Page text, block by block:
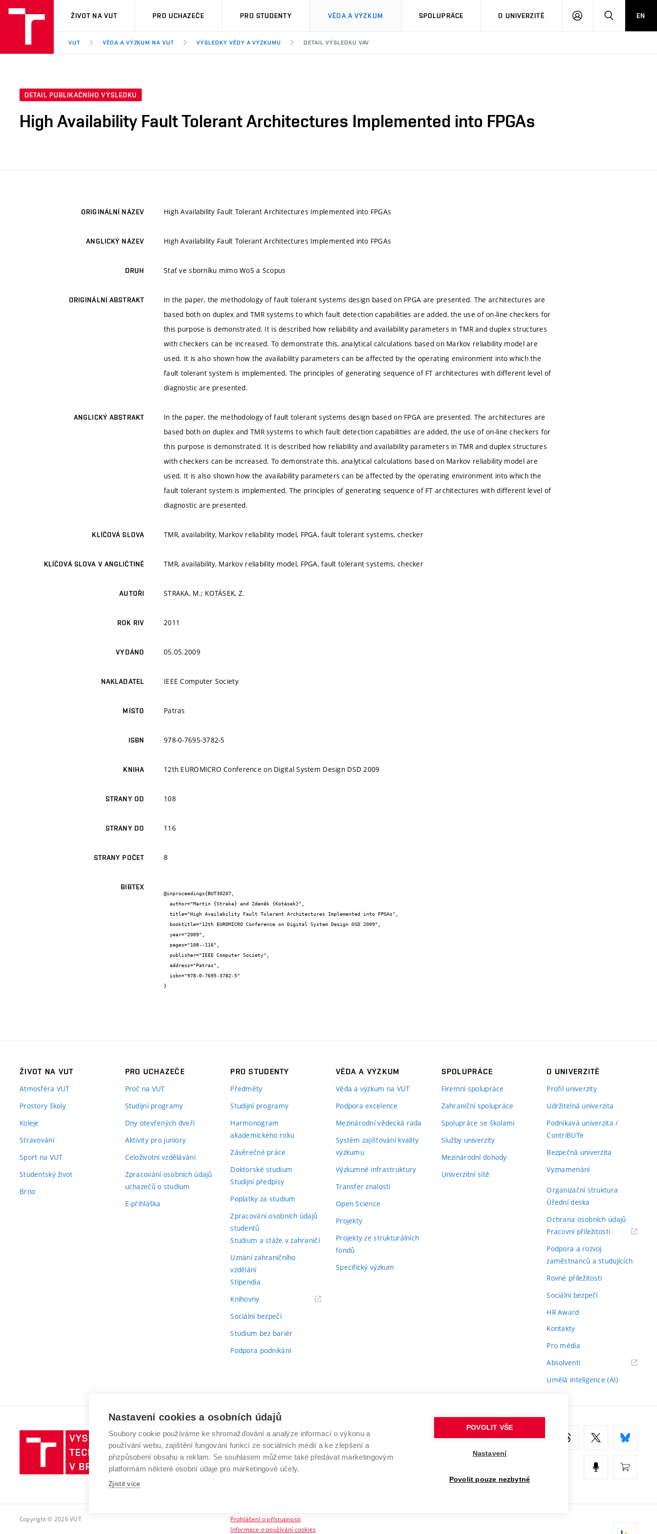
VUT
ŽIVOT NA VUT PRO UCHAZEČE PRO STUDENTY VĚDA A VÝZKUM SPOLUPRÁCE O UNIVERZITĚ
PŘIHLÁSIT HLEDATEN
VUT VĚDA A VÝZKUM NA VUT VÝSLEDKY VĚDY A VÝZKUMU DETAIL VÝSLEDKU VAV
DETAIL PUBLIKAČNÍHO VÝSLEDKU
High Availability Fault Tolerant Architectures Implemented into FPGAs
ORIGINÁLNÍ NÁZEV High Availability Fault Tolerant Architectures Implemented into FPGAs
ANGLICKÝ NÁZEV High Availability Fault Tolerant Architectures Implemented into FPGAs
DRUH Stať ve sborníku mimo WoS a Scopus
ORIGINÁLNÍ ABSTRAKT
In the paper, the methodology of fault tolerant systems design based on FPGA are presented. The architectures are
based both on duplex and TMR systems to which fault detection capabilities are added, the use of on-line checkers for
this purpose is demonstrated. It is described how reliability and availability parameters in TMR and duplex structures
with checkers can be increased. To demonstrate this, analytical calculations based on Markov reliability model are
used. It is also shown how the availability parameters can be affected by the operating environment into which the
fault tolerant system is implemented. The principles of generating sequence of FT architectures with different level of
diagnostic are presented.
ANGLICKÝ ABSTRAKT
In the paper, the methodology of fault tolerant systems design based on FPGA are presented. The architectures are
based both on duplex and TMR systems to which fault detection capabilities are added, the use of on-line checkers for
this purpose is demonstrated. It is described how reliability and availability parameters in TMR and duplex structures
with checkers can be increased. To demonstrate this, analytical calculations based on Markov reliability model are
used. It is also shown how the availability parameters can be affected by the operating environment into which the
fault tolerant system is implemented. The principles of generating sequence of FT architectures with different level of
diagnostic are presented.
KLÍČOVÁ SLOVA TMR, availability, Markov reliability model, FPGA, fault tolerant systems, checker
KLÍČOVÁ SLOVA V ANGLIČTINĚ TMR, availability, Markov reliability model, FPGA, fault tolerant systems, checker
AUTOŘI STRAKA, M.; KOTÁSEK, Z.
ROK RIV 2011
VYDÁNO 05.05.2009
NAKLADATEL IEEE Computer Society
MÍSTO Patras
ISBN 978-0-7695-3782-5
KNIHA 12th EUROMICRO Conference on Digital System Design DSD 2009
STRANY OD 108
STRANY DO 116
STRANY POČET 8
BIBTEX
@inproceedings{BUT30207,
}
ŽIVOT NA VUT
Atmosféra VUT
Prostory školy
Koleje
Stravování
Sport na VUT
Studentský život
Brno
PRO UCHAZEČE
Proč na VUT
Studijní programy
Dny otevřených dveří
Aktivity pro juniory
Celoživotní vzdělávání
Zpracování osobních údajů
uchazečů o studium
E-přihláška
PRO STUDENTY
Předměty
Studijní programy
Harmonogram
akademického roku
Závěrečné práce
Doktorské studium
Studijní předpisy
Poplatky za studium
Zpracování osobních údajů
studentů
Studium a stáže v zahraničí
Uznání zahraničního
vzdělání
Stipendia
Knihovny(externí
Sociální bezpečí
Studium bez bariér
Podpora podnikání
VĚDA A VÝZKUM
Věda a výzkum na VUT
Podpora excelence
Mezinárodní vědecká rada
Systém zajišťování kvality
výzkumu
Výzkumné infrastruktury
Transfer znalostí
Open Science
Projekty
Projekty ze strukturálních
fondů
Specifický výzkum
SPOLUPRÁCE
Firemní spolupráce
Zahraniční spolupráce
Spolupráce se školami
Služby univerzity
Mezinárodní dohody
Univerzitní sítě
O UNIVERZITĚ
Profil univerzity
Udržitelná univerzita
Podnikavá univerzita /
ContriBUTe
Bezpečná univerzita
Vyznamenání
Organizační struktura
Úřední deska
Ochrana osobních údajů
Pracovní příležitosti(externí
Podpora a rozvoj
zaměstnanců a studujících
Rovné příležitosti
Sociální bezpečí
HR Award
Kontakty
Pro média
Absolventi(externí
Umělá inteligence (AI)
Vysoké
učení
technické
v
VYSOKÉ UČENÍ TECHNICKÉ V BRNĚ
Antonínská 548/1
602 00 Brno
www.vut.cz
Copyright © 2026 VUT
Prohlášení o přístupnosti
Informace o používání cookies
Nastavení cookies a osobních údajů
Soubory cookie používáme ke shromažďování a analýze informací o výkonu a
používání webu, zajištění fungování funkcí ze sociálních médií a ke zlepšení a
přizpůsobení obsahu a reklam. Se souhlasem můžeme také předávat marketingovým
platformám některé osobní údaje pro marketingové účely.
Zjistit více
POVOLIT VŠE
Nastavení
Povolit pouze nezbytné